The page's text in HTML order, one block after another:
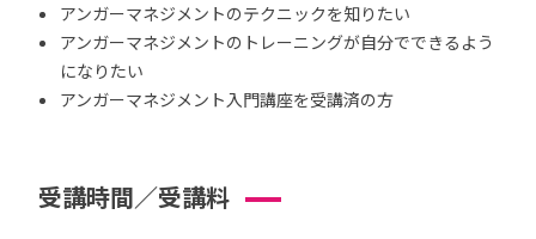
アンガーマネジメントのテクニックを知りたい
アンガーマネジメントのトレーニングが自分でできるよう
になりたい
アンガーマネジメント入門講座を受講済の方
受講時間／受講料